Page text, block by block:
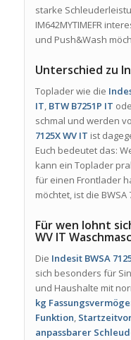
starke
IM642MYTIMEFR
und Push&Wash
Unterschied zu
Toplader wie die
IT, BTW B7251P IT
schmal und werden
7125X WV IT ist
Euch bedeutet das:
kann ein Toplader
für einen Frontlader
möchtet, ist die BWSA
Für wen lohnt
WV IT
Die Indesit BWSA
sich besonders für
und Haushalte mit
kg
Funktion,
anpassbarer